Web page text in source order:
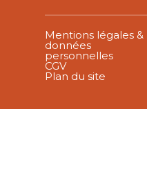
Mentions légales &
données
personnelles
CGV
Plan du site